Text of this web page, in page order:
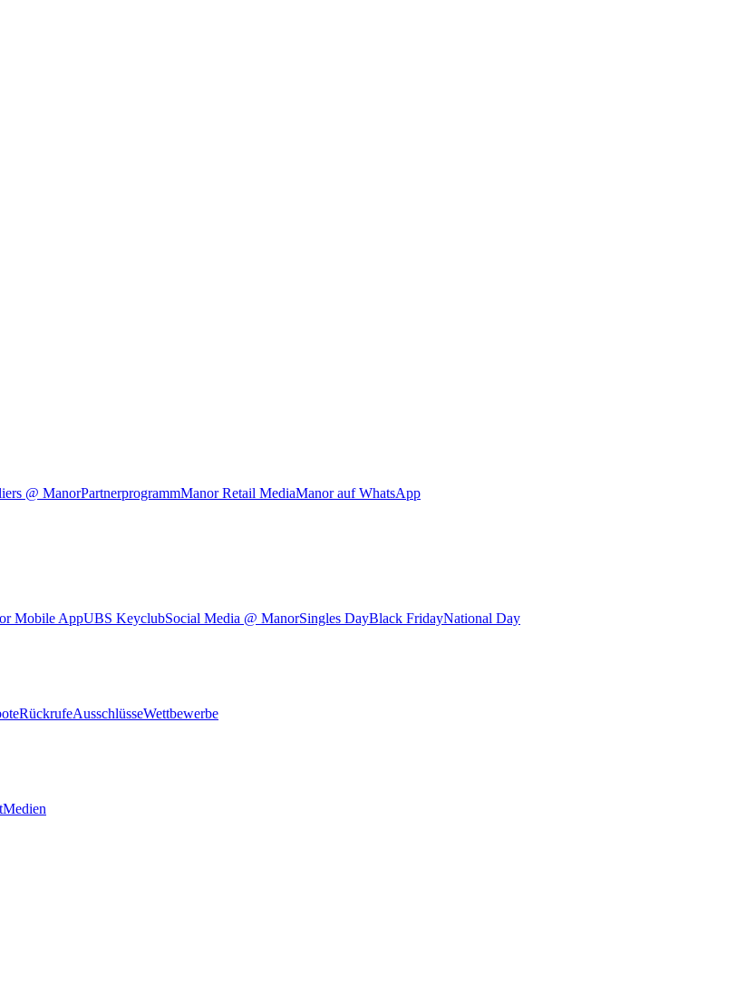
@ ManorPartnerprogrammManor Retail MediaManor auf WhatsApp
Mobile AppUBS KeyclubSocial Media @ ManorSingles DayBlack FridayNational Day
RückrufeAusschlüsseWettbewerbe
Medien